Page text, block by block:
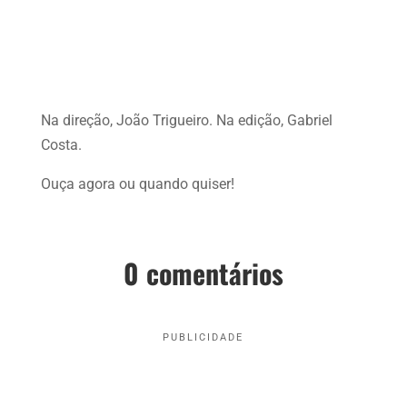
Na direção, João Trigueiro. Na edição, Gabriel
Costa.
Ouça agora ou quando quiser!
0 comentários
PUBLICIDADE